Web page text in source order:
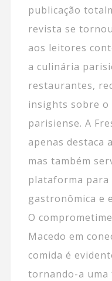
publicação
revista se
aos leitores
a culinária
restaurantes,
insights sobre o
parisiense. A
apenas destaca
mas também
plataforma
gastronômica e
O
Macedo em
comida é
tornando-a